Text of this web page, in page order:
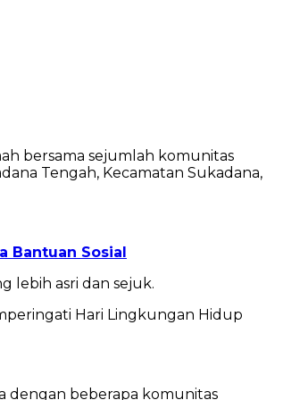
bersama sejumlah komunitas
Tengah, Kecamatan Sukadana,
Bantuan Sosial
lebih asri dan sejuk.
Hari Lingkungan Hidup
dengan beberapa komunitas